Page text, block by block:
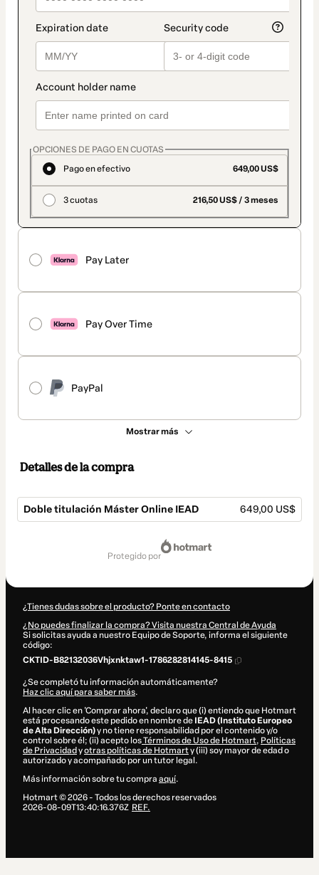
OPCIONES DE PAGO EN CUOTAS
Pago en efectivo
649,00 US$
3 cuotas 216,50 US$ / 3 meses
Pay Later
Pay Over Time
PayPal
Mostrar más
Detalles de la compra
Doble titulación Máster Online IEAD 649,00 US$
protegido por
¿Tienes dudas sobre el producto? Ponte en contacto
¿No puedes finalizar la compra? Visita nuestra Central de Ayuda
Si solicitas ayuda a nuestro Equipo de Soporte, informa el siguiente
código:
CKTID-B82132036Vhjxnktaw1-1786282814145-8415
¿Se completó tu información automáticamente?
Haz clic aquí para saber más.
Al hacer clic en 'Comprar ahora', declaro que (i) entiendo que Hotmart
está procesando este pedido en nombre de IEAD (Instituto Europeo
de Alta Dirección)y no tiene responsabilidad por el contenido y/o
control sobre él; (ii) acepto losTérminos de Uso de Hotmart, Políticas
de Privacidad yotras políticas de Hotmarty (iii) soy mayor de edad o
autorizado y acompañado por un tutor legal.
Más información sobre tu compra aquí.
Hotmart ©2026- Todos los derechos reservados
2026-08-09T13:40:16.376Z REF.